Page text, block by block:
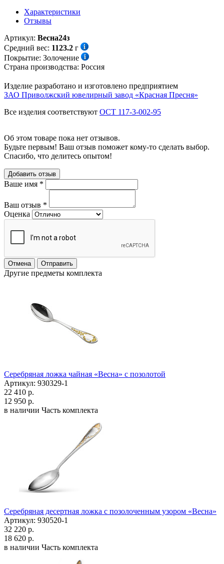
Характеристики
Отзывы
Артикул: Весна24з
Средний вес: 1123.2 г
Покрытие: Золочение
Страна производства: Россия
Изделие разработано и изготовлено предприятием
ЗАО Приволжский ювелирный завод «Красная Пресня»
Все изделия соответствуют ОСТ 117-3-002-95
Об этом товаре пока нет отзывов.
Будьте первым! Ваш отзыв поможет кому-то сделать выбор.
Спасибо, что делитесь опытом!
Добавить отзыв
Ваше имя *
Ваш отзыв *
Оценка
Отмена Отправить
Другие предметы комплекта
Серебряная ложка чайная «Весна» с позолотой
Артикул: 930329-1
22 410 р.
12 950 р.
в наличии Часть комплекта
Серебряная десертная ложка с позолоченным узором «Весна»
Артикул: 930520-1
32 220 р.
18 620 р.
в наличии Часть комплекта